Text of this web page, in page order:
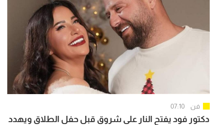
فن 07:10
دكتور فود يفتح النار على شروق قبل حفل الطلاق ويهدد